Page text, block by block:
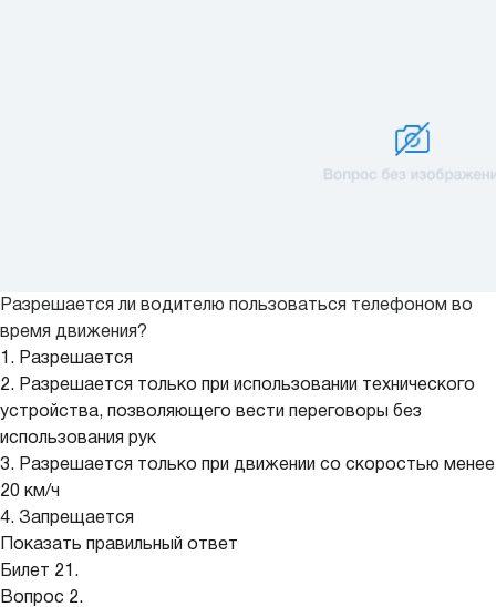
Разрешается ли водителю пользоваться телефоном во
время движения?
1. Разрешается
2. Разрешается только при использовании технического
устройства, позволяющего вести переговоры без
использования рук
3. Разрешается только при движении со скоростью менее
20 км/ч
4. Запрещается
Показать правильный ответ
Билет 21.
Вопрос 2.